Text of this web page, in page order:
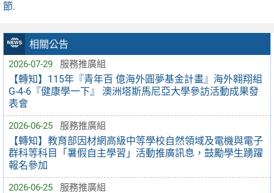
相關公告
2026-07-29 服務推廣組
【轉知】115年『青年百 億海外圓夢基金計畫』海外翱翔組
G-4-6『健康學一下』 澳洲塔斯馬尼亞大學參訪活動成果發
表會
2026-06-25 服務推廣組
【轉知】教育部因材網高級中等學校自然領域及電機與電子
群科等科目「暑假自主學習」活動推廣訊息，鼓勵學生踴躍
報名參加
2026-06-25 服務推廣組
節.